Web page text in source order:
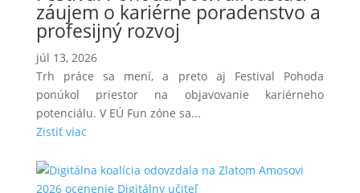
záujem o kariérne poradenstvo a
profesijný rozvoj
júl 13, 2026
Trh práce sa mení, a preto aj Festival Pohoda
ponúkol priestor na objavovanie kariérneho
potenciálu. V EÚ Fun zóne sa...
Zistiť viac